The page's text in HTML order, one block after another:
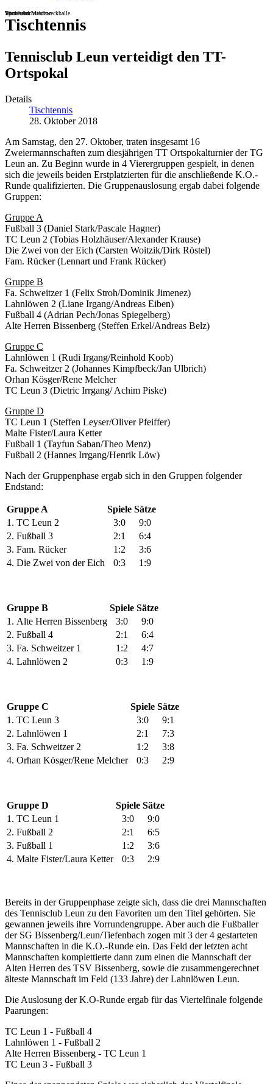
Sportheim
Turn- und Mehrzweckhalle
Wackenbachstadion
Tischtennis
Tennisclub Leun verteidigt den TT-
Ortspokal
Details
Tischtennis
28. Oktober 2018
Am Samstag, den 27. Oktober, traten insgesamt 16
Zweiermannschaften zum diesjährigen TT Ortspokalturnier der TG
Leun an. Zu Beginn wurde in 4 Vierergruppen gespielt, in denen
sich die jeweils beiden Erstplatzierten für die anschließende K.O.-
Runde qualifizierten. Die Gruppenauslosung ergab dabei folgende
Gruppen:
Gruppe A
Fußball 3 (Daniel Stark/Pascale Hagner)
TC Leun 2 (Tobias Holzhäuser/Alexander Krause)
Die Zwei von der Eich (Carsten Woitzik/Dirk Röstel)
Fam. Rücker (Lennart und Frank Rücker)
Gruppe B
Fa. Schweitzer 1 (Felix Stroh/Dominik Jimenez)
Lahnlöwen 2 (Liane Irgang/Andreas Eiben)
Fußball 4 (Adrian Pech/Jonas Spiegelberg)
Alte Herren Bissenberg (Steffen Erkel/Andreas Belz)
Gruppe C
Lahnlöwen 1 (Rudi Irgang/Reinhold Koob)
Fa. Schweitzer 2 (Johannes Kimpfbeck/Jan Ulbrich)
Orhan Kösger/Rene Melcher
TC Leun 3 (Dietric Irrgang/ Achim Piske)
Gruppe D
TC Leun 1 (Steffen Leyser/Oliver Pfeiffer)
Malte Fister/Laura Ketter
Fußball 1 (Tayfun Saban/Theo Menz)
Fußball 2 (Hannes Irrgang/Henrik Löw)
Nach der Gruppenphase ergab sich in den Gruppen folgender
Endstand:
Gruppe A Spiele Sätze
1. TC Leun 2 3:0
9:0
2. Fußball 3 2:1
6:4
3. Fam. Rücker 1:2
3:6
4. Die Zwei von der Eich 0:3 1:9
Gruppe B Spiele Sätze
1. Alte Herren Bissenberg 3:0
9:0
2. Fußball 4 2:1
6:4
3. Fa. Schweitzer 1 1:2
4:7
4. Lahnlöwen 2 0:3 1:9
Gruppe C Spiele Sätze
1. TC Leun 3 3:0
9:1
2. Lahnlöwen 1 2:1
7:3
3. Fa. Schweitzer 2 1:2
3:8
4. Orhan Kösger/Rene Melcher 0:3 2:9
Gruppe D Spiele Sätze
1. TC Leun 1 3:0
9:0
2. Fußball 2 2:1
6:5
3. Fußball 1 1:2
3:6
4. Malte Fister/Laura Ketter 0:3 2:9
Bereits in der Gruppenphase zeigte sich, dass die drei Mannschaften
des Tennisclub Leun zu den Favoriten um den Titel gehörten. Sie
gewannen jeweils ihre Vorrundengruppe. Aber auch die Fußballer
der SG Bissenberg/Leun/Tiefenbach zogen mit 3 der 4 gestarteten
Mannschaften in die K.O.-Runde ein. Das Feld der letzten acht
Mannschaften komplettierte dann zum einen die Mannschaft der
Alten Herren des TSV Bissenberg, sowie die zusammengerechnet
älteste Mannschaft im Feld (133 Jahre) der Lahnlöwen Leun.
Die Auslosung der K.O-Runde ergab für das Viertelfinale folgende
Paarungen:
TC Leun 1 - Fußball 4
Lahnlöwen 1 - Fußball 2
Alte Herren Bissenberg - TC Leun 1
TC Leun 3 - Fußball 3